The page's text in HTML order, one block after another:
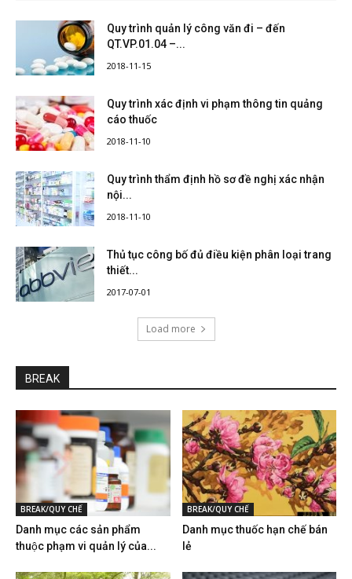
Quy trình quản lý công văn đi – đến
QT.VP.01.04 –...
2018-11-15
Quy trình xác định vi phạm thông tin quảng
cáo thuốc
2018-11-10
Quy trình thẩm định hồ sơ đề nghị xác nhận
nội...
2018-11-10
Thủ tục công bố đủ điều kiện phân loại trang
thiết...
2017-07-01
Load more
BREAK
BREAK/QUY CHẾ
Danh mục các sản phẩm
thuộc phạm vi quản lý của...
BREAK/QUY CHẾ
Danh mục thuốc hạn chế bán
lẻ